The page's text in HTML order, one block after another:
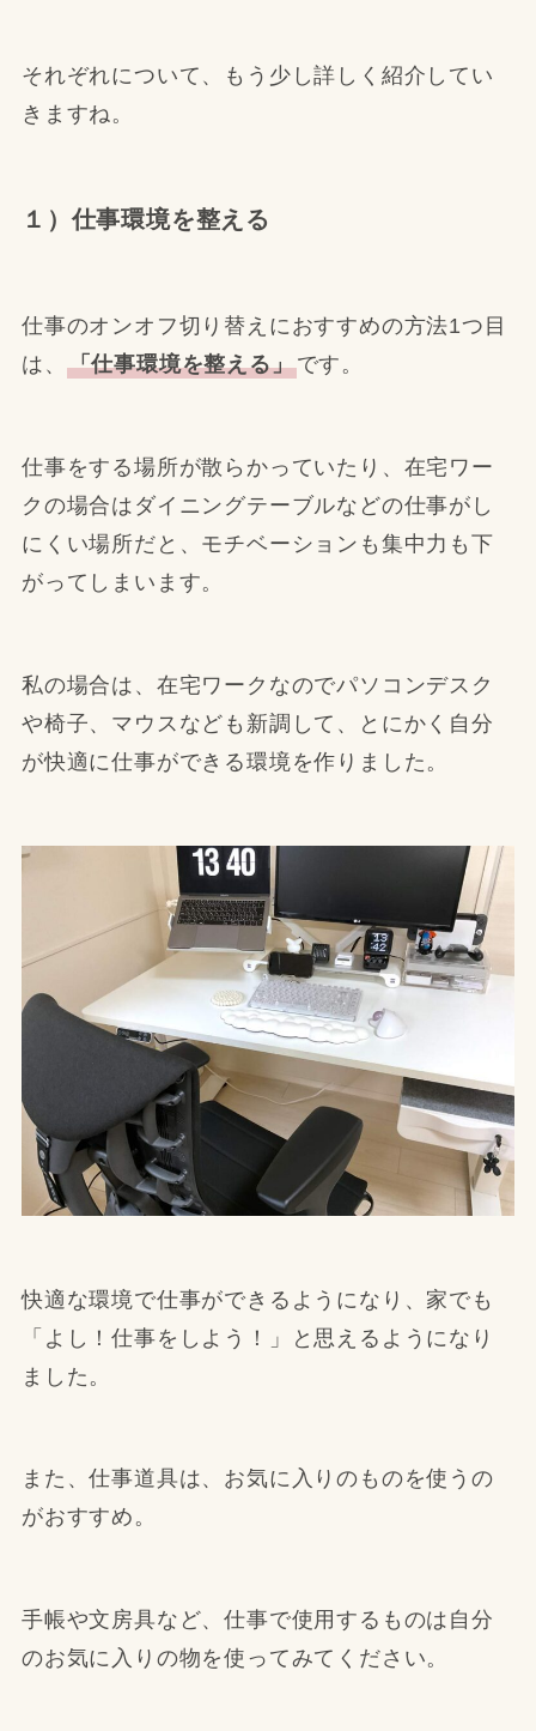
それぞれについて、もう少し詳しく紹介してい
きますね。
１）仕事環境を整える
仕事のオンオフ切り替えにおすすめの方法1つ目
は、 「仕事環境を整える」です。
仕事をする場所が散らかっていたり、在宅ワー
クの場合はダイニングテーブルなどの仕事がし
にくい場所だと、モチベーションも集中力も下
がってしまいます。
私の場合は、在宅ワークなのでパソコンデスク
や椅子、マウスなども新調して、とにかく自分
が快適に仕事ができる環境を作りました。
快適な環境で仕事ができるようになり、家でも
「よし！仕事をしよう！」と思えるようになり
ました。
また、仕事道具は、お気に入りのものを使うの
がおすすめ。
手帳や文房具など、仕事で使用するものは自分
のお気に入りの物を使ってみてください。